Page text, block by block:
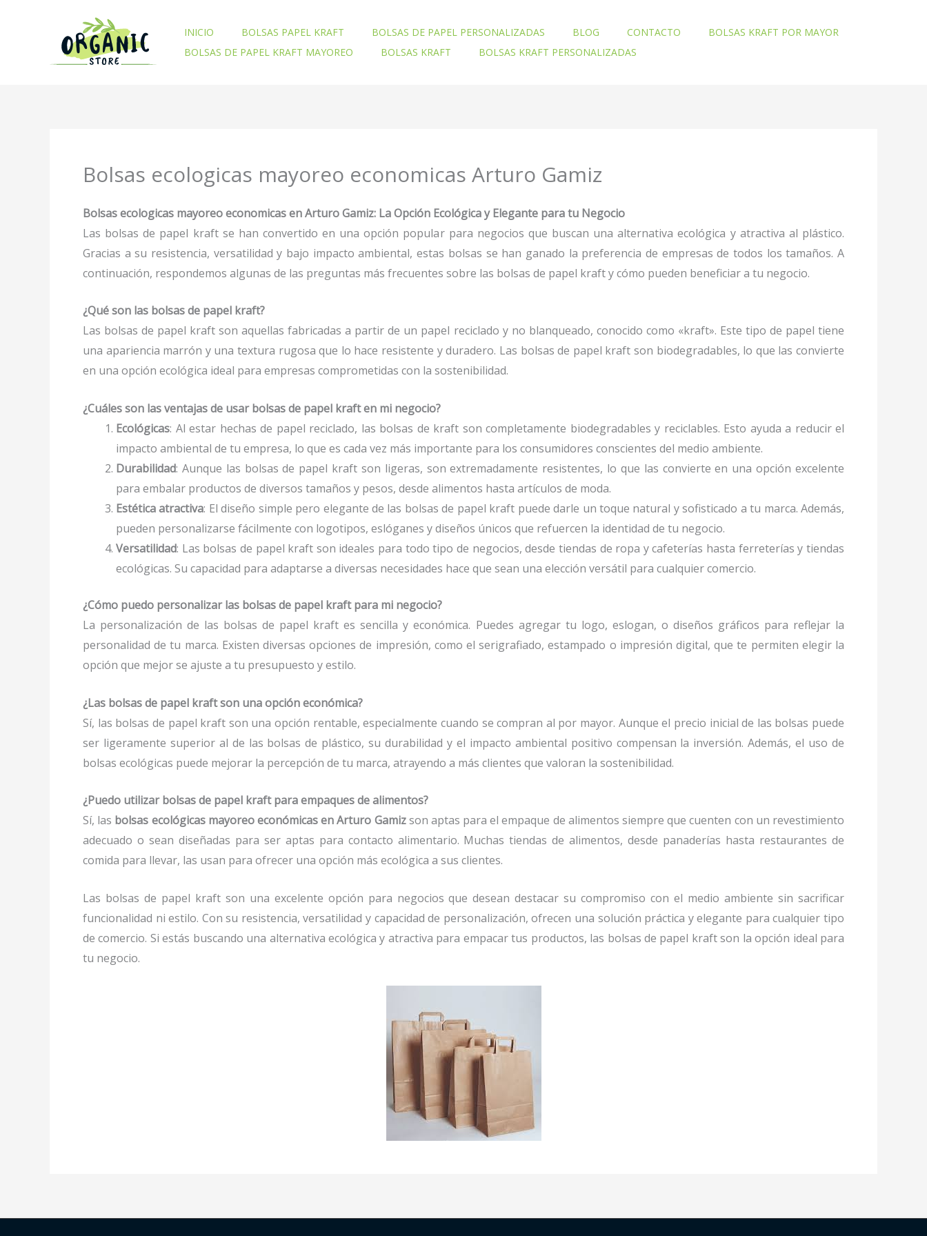
INICIO BOLSAS PAPEL KRAFT BOLSAS DE PAPEL PERSONALIZADAS BLOG CONTACTO
BOLSAS KRAFT POR MAYOR
BOLSAS DE PAPEL KRAFT MAYOREO
BOLSAS KRAFT BOLSAS KRAFT PERSONALIZADAS
Bolsas ecologicas mayoreo economicas Arturo Gamiz
Bolsas ecologicas mayoreo economicas en Arturo Gamiz: La Opción Ecológica y Elegante para tu Negocio
Las bolsas de papel kraft se han convertido en una opción popular para negocios que buscan una alternativa ecológica y atractiva al plástico.
Gracias a su resistencia, versatilidad y bajo impacto ambiental, estas bolsas se han ganado la preferencia de empresas de todos los tamaños. A
continuación, respondemos algunas de las preguntas más frecuentes sobre las bolsas de papel kraft y cómo pueden beneficiar a tu negocio.
¿Qué son las bolsas de papel kraft?
Las bolsas de papel kraft son aquellas fabricadas a partir de un papel reciclado y no blanqueado, conocido como «kraft». Este tipo de papel tiene
una apariencia marrón y una textura rugosa que lo hace resistente y duradero. Las bolsas de papel kraft son biodegradables, lo que las convierte
en una opción ecológica ideal para empresas comprometidas con la sostenibilidad.
¿Cuáles son las ventajas de usar bolsas de papel kraft en mi negocio?
Ecológicas: Al estar hechas de papel reciclado, las bolsas de kraft son completamente biodegradables y reciclables. Esto ayuda a reducir el
impacto ambiental de tu empresa, lo que es cada vez más importante para los consumidores conscientes del medio ambiente.
Durabilidad: Aunque las bolsas de papel kraft son ligeras, son extremadamente resistentes, lo que las convierte en una opción excelente
para embalar productos de diversos tamaños y pesos, desde alimentos hasta artículos de moda.
Estética atractiva: El diseño simple pero elegante de las bolsas de papel kraft puede darle un toque natural y sofisticado a tu marca. Además,
pueden personalizarse fácilmente con logotipos, eslóganes y diseños únicos que refuercen la identidad de tu negocio.
Versatilidad: Las bolsas de papel kraft son ideales para todo tipo de negocios, desde tiendas de ropa y cafeterías hasta ferreterías y tiendas
ecológicas. Su capacidad para adaptarse a diversas necesidades hace que sean una elección versátil para cualquier comercio.
¿Cómo puedo personalizar las bolsas de papel kraft para mi negocio?
La personalización de las bolsas de papel kraft es sencilla y económica. Puedes agregar tu logo, eslogan, o diseños gráficos para reflejar la
personalidad de tu marca. Existen diversas opciones de impresión, como el serigrafiado, estampado o impresión digital, que te permiten elegir la
opción que mejor se ajuste a tu presupuesto y estilo.
¿Las bolsas de papel kraft son una opción económica?
Sí, las bolsas de papel kraft son una opción rentable, especialmente cuando se compran al por mayor. Aunque el precio inicial de las bolsas puede
ser ligeramente superior al de las bolsas de plástico, su durabilidad y el impacto ambiental positivo compensan la inversión. Además, el uso de
bolsas ecológicas puede mejorar la percepción de tu marca, atrayendo a más clientes que valoran la sostenibilidad.
¿Puedo utilizar bolsas de papel kraft para empaques de alimentos?
Sí, las bolsas ecológicas mayoreo económicas en Arturo Gamizson aptas para el empaque de alimentos siempre que cuenten con un revestimiento
adecuado o sean diseñadas para ser aptas para contacto alimentario. Muchas tiendas de alimentos, desde panaderías hasta restaurantes de
comida para llevar, las usan para ofrecer una opción más ecológica a sus clientes.
Las bolsas de papel kraft son una excelente opción para negocios que desean destacar su compromiso con el medio ambiente sin sacrificar
funcionalidad ni estilo. Con su resistencia, versatilidad y capacidad de personalización, ofrecen una solución práctica y elegante para cualquier tipo
de comercio. Si estás buscando una alternativa ecológica y atractiva para empacar tus productos, las bolsas de papel kraft son la opción ideal para
tu negocio.